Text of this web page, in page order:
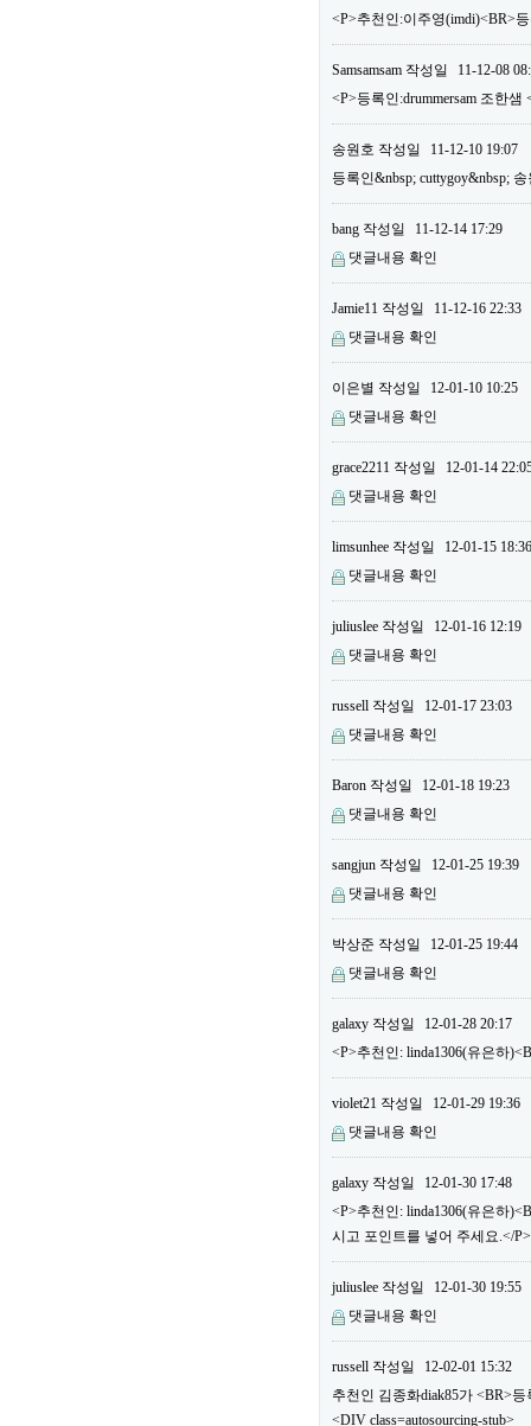
<P>추천인:이주영(imdi)<BR>
Samsamsam 작성일
11-12-08
<P>등록인:drummersam 조한
송원호 작성일
11-12-10 19:07
등록인&nbsp; cuttygoy&nbsp;
bang 작성일
11-12-14 17:29
댓글내용 확인
Jamie11 작성일
11-12-16 22:33
댓글내용 확인
이은별 작성일
12-01-10 10:25
댓글내용 확인
grace2211 작성일
12-01-14
댓글내용 확인
limsunhee 작성일
12-01-15 18:36
댓글내용 확인
juliuslee 작성일
12-01-16 12:19
댓글내용 확인
russell 작성일
12-01-17 23:03
댓글내용 확인
Baron 작성일
12-01-18 19:23
댓글내용 확인
sangjun 작성일
12-01-25 19:39
댓글내용 확인
박상준 작성일
12-01-25 19:44
댓글내용 확인
galaxy 작성일
12-01-28 20:17
<P>추천인: linda1306(유은하
violet21 작성일
12-01-29 19:36
댓글내용 확인
galaxy 작성일
12-01-30 17:48
<P>추천인: linda1306(유은하
시고 포인트를 넣어 주세요.</P>
juliuslee 작성일
12-01-30 19:55
댓글내용 확인
russell 작성일
12-02-01 15:32
추천인 김종화diak85가 <BR>
<DIV class=autosourcing-stub>